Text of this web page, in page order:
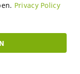
ITALIAN
ESTONIAN
Privacy Policy